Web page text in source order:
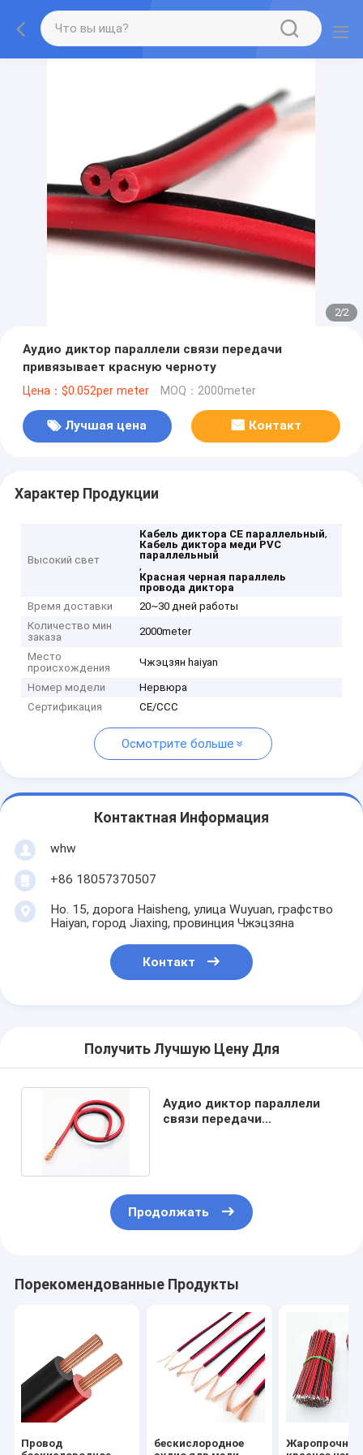
2/2
Аудио диктор параллели связи передачи
привязывает красную черноту
Цена：$0.052per meter MOQ：2000meter
Лучшая цена Контакт
Характер Продукции
Высокий свет
Кабель диктора CE параллельный,
Кабель диктора меди PVC
параллельный
,
Красная черная параллель
провода диктора
Время доставки
20~30 дней работы
Количество мин
заказа
2000meter
Место
происхождения
Чжэцзян haiyan
Номер модели
Нервюра
Сертификация
CE/CCC
Осмотрите больше
Контактная Информация
whw
+86 18057370507
Но. 15, дорога Haisheng, улица Wuyuan, графство
Haiyan, город Jiaxing, провинция Чжэцзяна
Контакт
Получить Лучшую Цену Для
Аудио диктор параллели
связи передачи
Продолжать
Порекомендованные Продукты
Провод
бескислородное
Жаропрочное